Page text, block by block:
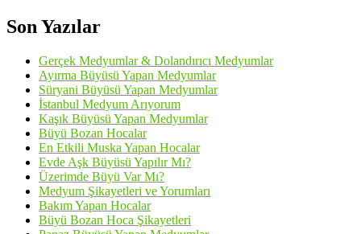
Son Yazılar
Gerçek Medyumlar & Dolandırıcı Medyumlar
Ayırma Büyüsü Yapan Medyumlar
Süryani Büyüsü Yapan Medyumlar
İstanbul Medyum Arıyorum
Kaşık Büyüsü Yapan Medyumlar
Büyü Bozan Hocalar
En Etkili Muska Yapan Hocalar
Evde Aşk Büyüsü Yapılır Mı?
Üzerimde Büyü Var Mı?
Medyum Şikayetleri ve Yorumları
Bakım Yapan Hocalar
Büyü Bozan Hoca Şikayetleri